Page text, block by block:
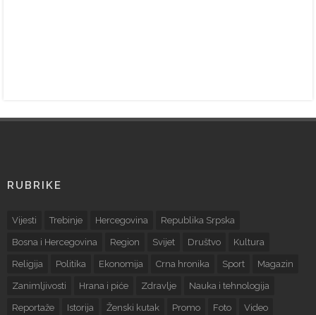
RUBRIKE
Vijesti Trebinje Hercegovina Republika Srpska
Bosna i Hercegovina Region Svijet Društvo Kultura
Religija Politika Ekonomija Crna hronika Sport Magazin
Zanimljivosti Hrana i piće Zdravlje Nauka i tehnologija
Reportaže Istorija Ženski kutak Promo Foto Video